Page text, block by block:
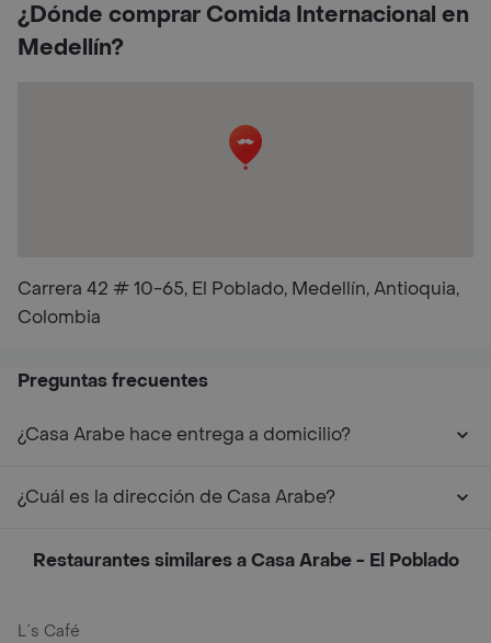
¿Dónde comprar Comida Internacional en
Medellín?
Carrera 42 # 10-65, El Poblado, Medellín, Antioquia,
Colombia
Preguntas frecuentes
¿Casa Arabe hace entrega a domicilio?
¿Cuál es la dirección de Casa Arabe?
Restaurantes similares a Casa Arabe - El Poblado
L´s Café